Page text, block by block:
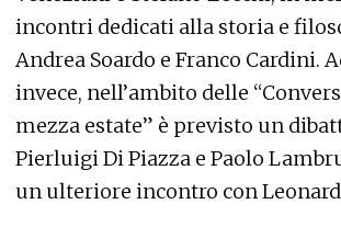
incontri dedicati alla storia e
Andrea Soardo e Franco Cardini.
invece, nell’ambito delle
mezza estate” è previsto un
Pierluigi Di Piazza e Paolo
un ulteriore incontro con